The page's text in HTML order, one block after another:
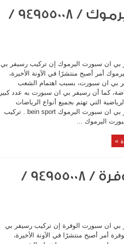
تركيب رسيفر بي ان سبورت اليرموك / 94955008 /
بي ان سبورت اليرموك إن تركيب رسيفر بي
أمر أصبح منتشرًا في الآونة الأخيرة،
بي ان سبورت، بسبب اهتمام الشعب
كما أن رسيفر بي ان سبورت به عدد كبير
التي تهتم بجميع أنواع الرياضات
تركيب رسيفر بي ان سبورت اليرموك bein sport . تركيب
اليرموك ...
»
تركيب رسيفر بي ان سبورت الوفرة / 94955008 /
بي ان سبورت الوفرة إن تركيب رسيفر بي
أمر أصبح منتشرًا في الآونة الأخيرة،